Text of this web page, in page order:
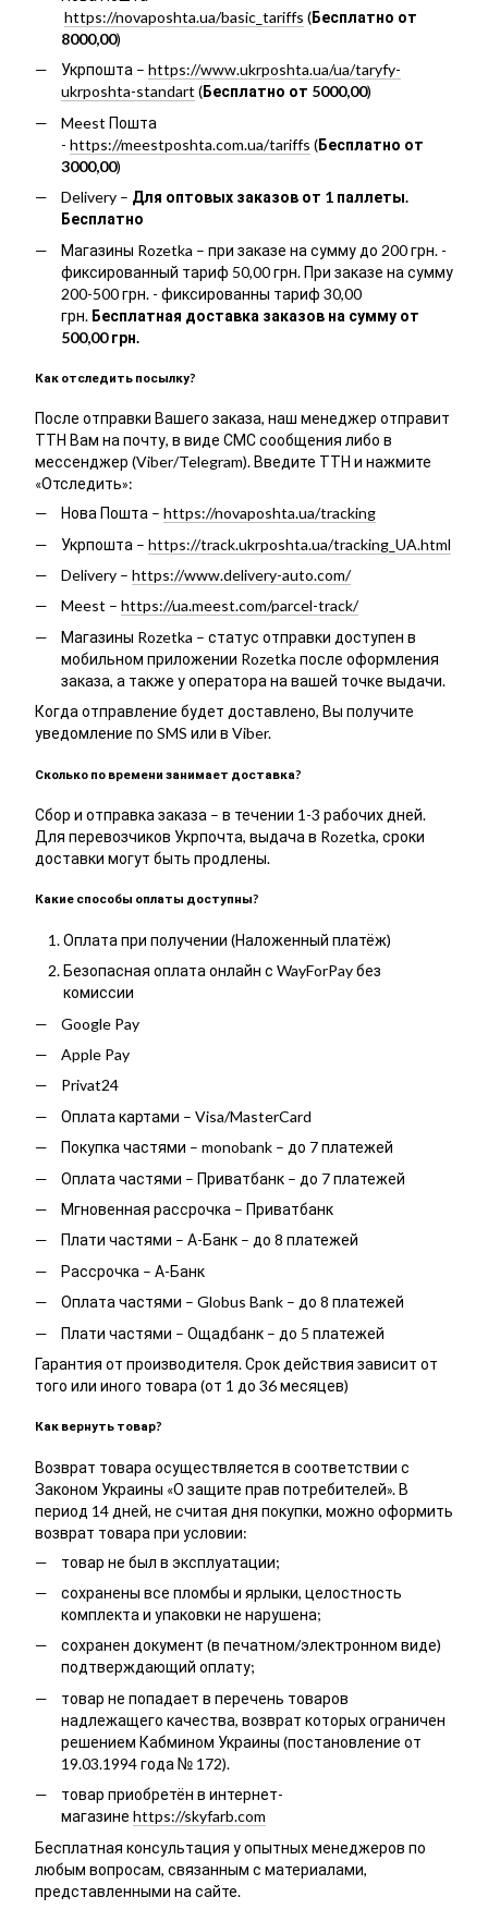
https://novaposhta.ua/basic_tariffs (Бесплатно от
8000,00)
Укрпошта – https://www.ukrposhta.ua/ua/taryfy-
ukrposhta-standart (Бесплатно от 5000,00)
Meest Пошта
- https://meestposhta.com.ua/tariffs (Бесплатно от
3000,00)
Delivery – Для оптовых заказов от 1 паллеты.
Бесплатно
Магазины Rozetka – при заказе на сумму до 200 грн. -
фиксированный тариф 50,00 грн. При заказе на сумму
200-500 грн. - фиксированны тариф 30,00
грн. Бесплатная доставка заказов на сумму от
500,00 грн.
Как отследить посылку?
После отправки Вашего заказа, наш менеджер отправит
ТТН Вам на почту, в виде СМС сообщения либо в
мессенджер (Viber/Telegram). Введите ТТН и нажмите
«Отследить»:
Нова Пошта – https://novaposhta.ua/tracking
Укрпошта – https://track.ukrposhta.ua/tracking_UA.html
Delivery – https://www.delivery-auto.com/
Meest – https://ua.meest.com/parcel-track/
Магазины Rozetka – статус отправки доступен в
мобильном приложении Rozetka после оформления
заказа, а также у оператора на вашей точке выдачи.
Когда отправление будет доставлено, Вы получите
уведомление по SMS или в Viber.
Сколько по времени занимает доставка?
Сбор и отправка заказа – в течении 1-3 рабочих дней.
Для перевозчиков Укрпочта, выдача в Rozetka, сроки
доставки могут быть продлены.
Какие способы оплаты доступны?
Оплата при получении (Наложенный платёж)
Безопасная оплата онлайн с WayForPay без
комиссии
Google Pay
Apple Pay
Privat24
Оплата картами – Visa/MasterCard
Покупка частями – monobank – до 7 платежей
Оплата частями – Приватбанк – до 7 платежей
Мгновенная рассрочка – Приватбанк
Плати частями – А-Банк – до 8 платежей
Рассрочка – А-Банк
Оплата частями – Globus Bank – до 8 платежей
Плати частями – Ощадбанк – до 5 платежей
Гарантия от производителя. Срок действия зависит от
того или иного товара (от 1 до 36 месяцев)
Как вернуть товар?
Возврат товара осуществляется в соответствии с
Законом Украины «О защите прав потребителей». В
период 14 дней, не считая дня покупки, можно оформить
возврат товара при условии:
товар не был в эксплуатации;
сохранены все пломбы и ярлыки, целостность
комплекта и упаковки не нарушена;
сохранен документ (в печатном/электронном виде)
подтверждающий оплату;
товар не попадает в перечень товаров
надлежащего качества, возврат которых ограничен
решением Кабмином Украины (постановление от
19.03.1994 года № 172).
товар приобретён в интернет-
магазине https://skyfarb.com
Бесплатная консультация у опытных менеджеров по
любым вопросам, связанным с материалами,
представленными на сайте.